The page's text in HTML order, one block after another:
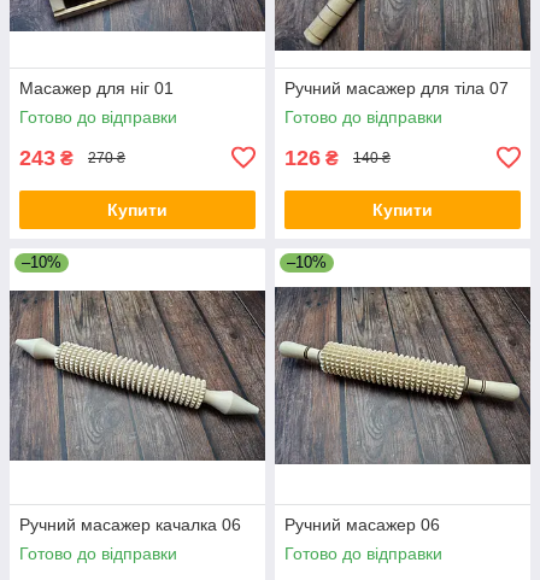
Масажер для ніг 01
Готово до відправки
243 ₴ 270 ₴
Купити
Ручний масажер для тіла 07
Готово до відправки
126 ₴ 140 ₴
Купити
–10%
Ручний масажер качалка 06
Готово до відправки
–10%
Ручний масажер 06
Готово до відправки